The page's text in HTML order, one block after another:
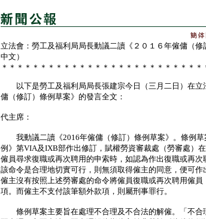
立法會：勞工及福利局局長動議二讀《２０１６年僱傭（
中文）
＊＊＊＊＊＊＊＊＊＊＊＊＊＊＊＊＊＊＊＊＊＊＊＊＊＊
以下是勞工及福利局局長張建宗今日（三月二日）在立
傭（修訂）條例草案》的發言全文：
代主席：
我動議二讀《2016年僱傭（修訂）條例草案》。條例草
例》第VIA及IXB部作出修訂，賦權勞資審裁處（勞審處）
僱員尋求復職或再次聘用的申索時，如認為作出復職或再
該命令是合理地切實可行，則無須取得僱主的同意，便可
僱主沒有按照上述勞審處的命令將僱員復職或再次聘用僱
項。而僱主不支付該筆額外款項，則屬刑事罪行。
條例草案主要旨在處理不合理及不合法的解僱。「不合